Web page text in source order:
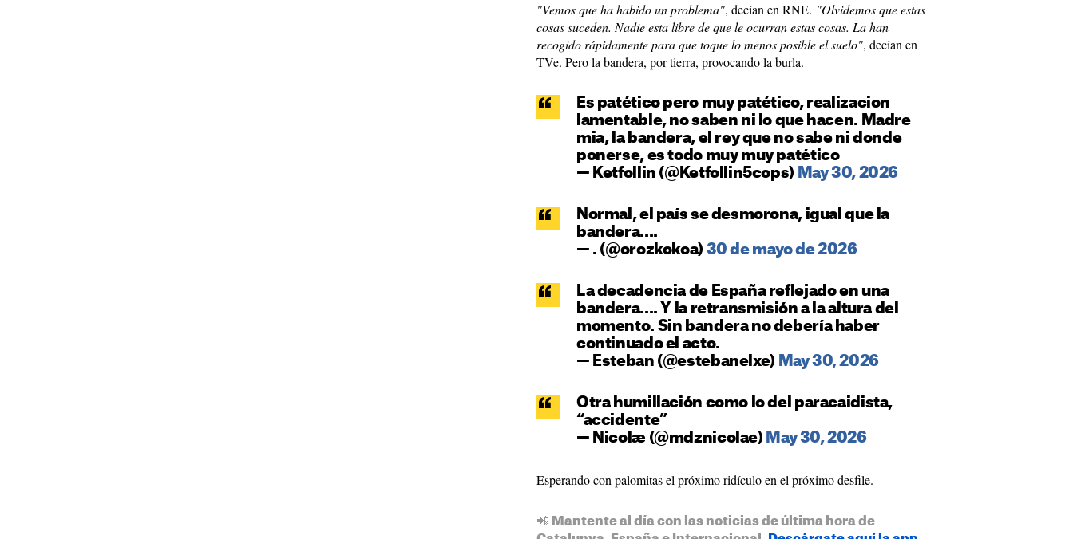
"Vemos que ha habido un problema", decían en RNE. "Olvidemos que estas
cosas suceden. Nadie esta libre de que le ocurran estas cosas. La han
recogido rápidamente para que toque lo menos posible el suelo", decían en
TVe. Pero la bandera, por tierra, provocando la burla.
Es patético pero muy patético, realizacion
lamentable, no saben ni lo que hacen. Madre
mia, la bandera, el rey que no sabe ni donde
ponerse, es todo muy muy patético
— Ketfollin (@Ketfollin5cops) May 30, 2026
Normal, el país se desmorona, igual que la
bandera....
— . (@orozkokoa) 30 de mayo de 2026
La decadencia de España reflejado en una
bandera.... Y la retransmisión a la altura del
momento. Sin bandera no debería haber
continuado el acto.
— Esteban (@estebanelxe) May 30, 2026
Otra humillación como lo del paracaidista,
“accidente”
— Nicolæ (@mdznicolae) May 30, 2026
Esperando con palomitas el próximo ridículo en el próximo desfile.
📲 Mantente al día con las noticias de última hora de